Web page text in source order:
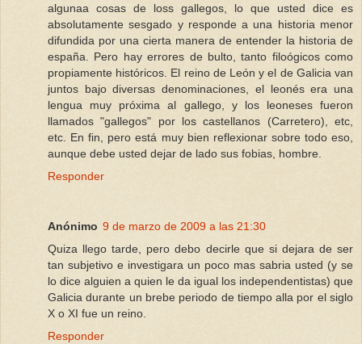
algunaa cosas de loss gallegos, lo que usted dice es
absolutamente sesgado y responde a una historia menor
difundida por una cierta manera de entender la historia de
españa. Pero hay errores de bulto, tanto filoógicos como
propiamente históricos. El reino de León y el de Galicia van
juntos bajo diversas denominaciones, el leonés era una
lengua muy próxima al gallego, y los leoneses fueron
llamados "gallegos" por los castellanos (Carretero), etc,
etc. En fin, pero está muy bien reflexionar sobre todo eso,
aunque debe usted dejar de lado sus fobias, hombre.
Responder
Anónimo 9 de marzo de 2009 a las 21:30
Quiza llego tarde, pero debo decirle que si dejara de ser
tan subjetivo e investigara un poco mas sabria usted (y se
lo dice alguien a quien le da igual los independentistas) que
Galicia durante un brebe periodo de tiempo alla por el siglo
X o XI fue un reino.
Responder